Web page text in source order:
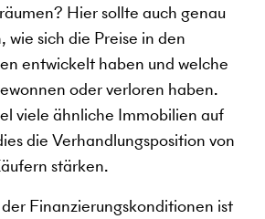
Hier sollte auch genau
sich die Preise in den
entwickelt haben und welche
oder verloren haben.
viele ähnliche Immobilien auf
die Verhandlungsposition von
stärken.
Finanzierungskonditionen ist